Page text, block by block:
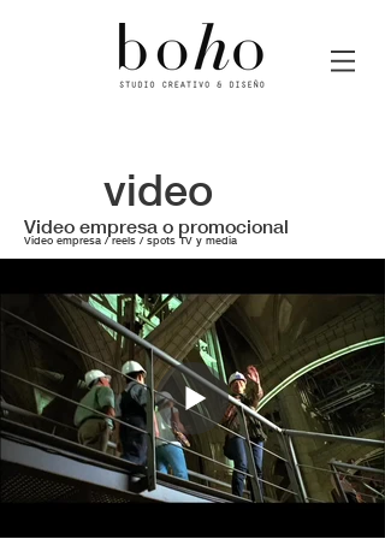
video
Video empresa o promocional
Video empresa / reels / spots TV y media